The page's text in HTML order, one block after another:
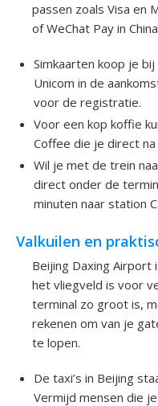
passen zoals Visa en
of WeChat Pay in
Simkaarten koop je bij
Unicom in de
voor de registratie.
Voor een kop koffie
Coffee die je direct
Wil je met de trein
direct onder de
minuten naar station
Valkuilen en
Beijing Daxing Airport
het vliegveld is voor
terminal zo groot is,
rekenen om van je
te lopen.
De taxi’s in Beijing
Vermijd mensen die